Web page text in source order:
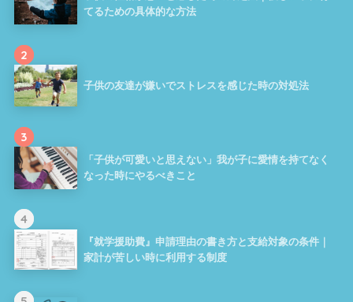
てるための具体的な方法
2
子供の友達が嫌いでストレスを感じた時の対処法
3
「子供が可愛いと思えない」我が子に愛情を持てなく
なった時にやるべきこと
4
『就学援助費』申請理由の書き方と支給対象の条件｜
家計が苦しい時に利用する制度